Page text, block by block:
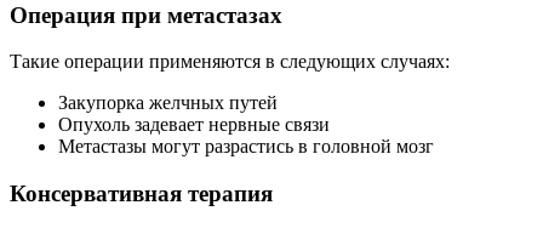
Операция при метастазах
Такие операции применяются в следующих случаях:
Закупорка желчных путей
Опухоль задевает нервные связи
Метастазы могут разрастись в головной мозг
Консервативная терапия